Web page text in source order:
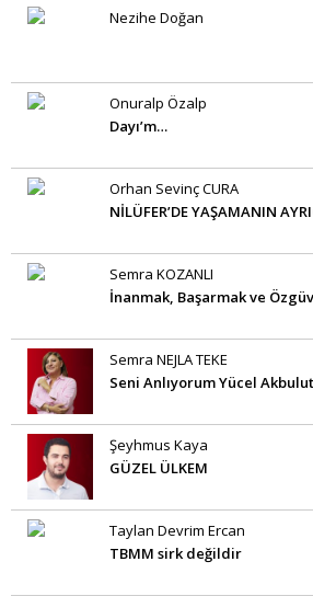
Nezihe Doğan
Onuralp Özalp
Dayı’m…
Orhan Sevinç CURA
NİLÜFER’DE YAŞAMANIN
Semra KOZANLI
İnanmak, Başarmak ve
Semra NEJLA TEKE
Seni Anlıyorum Yücel
Şeyhmus Kaya
GÜZEL ÜLKEM
Taylan Devrim Ercan
TBMM sirk değildir